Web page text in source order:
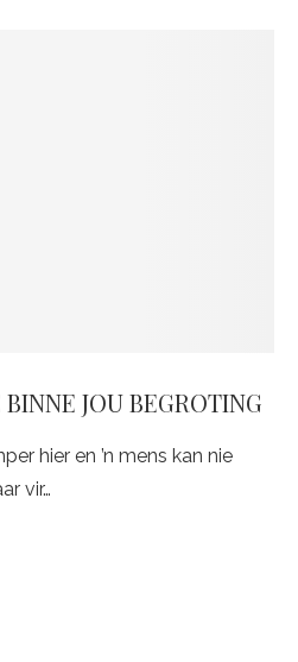
JOU BEGROTING
hier en ’n mens kan nie
vir…